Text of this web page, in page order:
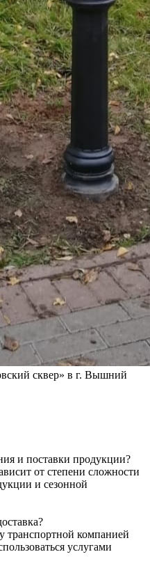
сквер» в г. Вышний
и поставки продукции?
от степени сложности
и сезонной
транспортной компанией
услугами